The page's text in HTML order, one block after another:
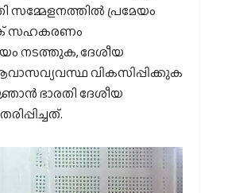
സമ്മേളനത്തിൽ പ്രമേയം
സഹകരണം
നടത്തുക, ദേശീയ
വികസിപ്പിക്കുക
ഭാരതി ദേശീയ